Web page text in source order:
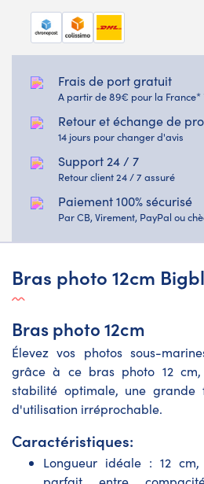
Frais de port gratuit
A partir de 89€ pour la France*
Retour et échange de
14 jours pour changer d'avis
Support 24 / 7
Retour client 24 / 7 assuré
Paiement 100% sécurisé
Par CB, Virement, PayPal ou
Bras photo 12cm
Bras photo 12cm
Élevez vos photos sous-
grâce à ce bras photo 12
stabilité optimale, une grande
d'utilisation irréprochable.
Caractéristiques:
Longueur idéale : 12